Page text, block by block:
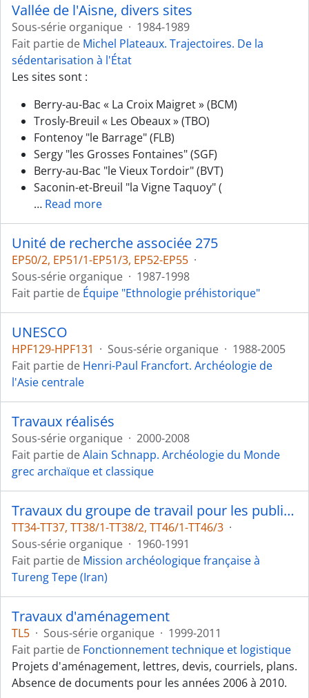
Vallée de l'Aisne, divers sites
Sous-série organique · 1984-1989
Fait partie de Michel Plateaux. Trajectoires. De la
sédentarisation à l'État
Les sites sont :
Berry-au-Bac « La Croix Maigret » (BCM)
Trosly-Breuil « Les Obeaux » (TBO)
Fontenoy "le Barrage" (FLB)
Sergy "les Grosses Fontaines" (SGF)
Berry-au-Bac "le Vieux Tordoir" (BVT)
Saconin-et-Breuil "la Vigne Taquoy" (
… Read more
Unité de recherche associée 275
EP50/2, EP51/1-EP51/3, EP52-EP55 ·
Sous-série organique · 1987-1998
Fait partie de Équipe "Ethnologie préhistorique"
UNESCO
HPF129-HPF131 · Sous-série organique · 1988-2005
Fait partie de Henri-Paul Francfort. Archéologie de
l'Asie centrale
Travaux réalisés
Sous-série organique · 2000-2008
Fait partie deAlain Schnapp. Archéologie du Monde
grec archaïque et classique
Travaux du groupe de travail pour les publications des fouilles
TT34-TT37, TT38/1-TT38/2, TT46/1-TT46/3 ·
Sous-série organique · 1960-1991
Fait partie de Mission archéologique française à
Tureng Tepe (Iran)
Travaux d'aménagement
TL5 · Sous-série organique · 1999-2011
Fait partie de Fonctionnement technique et logistique
Projets d'aménagement, lettres, devis, courriels, plans.
Absence de documents pour les années 2006 à 2010.